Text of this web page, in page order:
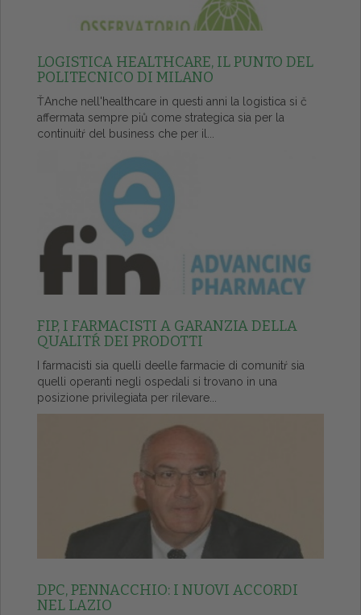
LOGISTICA HEALTHCARE, IL PUNTO DEL
POLITECNICO DI MILANO
ŤAnche nell'healthcare in questi anni la logistica si č
affermata sempre piů come strategica sia per la
continuitŕ del business che per il...
FIP, I FARMACISTI A GARANZIA DELLA
QUALITŔ DEI PRODOTTI
I farmacisti sia quelli deelle farmacie di comunitŕ sia
quelli operanti negli ospedali si trovano in una
posizione privilegiata per rilevare...
DPC, PENNACCHIO: I NUOVI ACCORDI
NEL LAZIO